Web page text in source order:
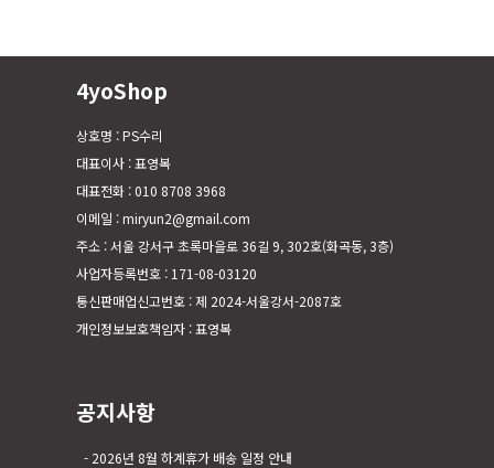
4yoShop
상호명 : PS수리
대표이사 : 표영복
대표전화 : 010 8708 3968
이메일 : miryun2@gmail.com
주소 : 서울 강서구 초록마을로 36길 9, 302호(화곡동, 3층)
사업자등록번호 : 171-08-03120
통신판매업신고번호 : 제 2024-서울강서-2087호
개인정보보호책임자 : 표영복
공지사항
2026년 8월 하계휴가 배송 일정 안내